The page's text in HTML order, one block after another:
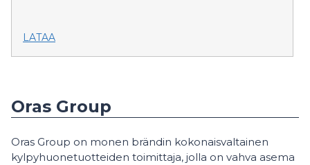
LATAA
Oras Group
Oras Group on monen brändin kokonaisvaltainen
kylpyhuonetuotteiden toimittaja, jolla on vahva asema